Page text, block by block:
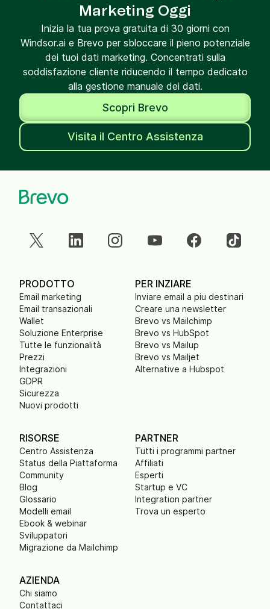
Marketing Oggi
Inizia la tua prova gratuita di 30 giorni con
Windsor.ai e Brevo per sbloccare il pieno potenziale
dei tuoi dati marketing. Concentrati sulla
soddisfazione cliente riducendo il tempo dedicato
alla gestione manuale dei dati.
Scopri Brevo
Visita il Centro Assistenza
PRODOTTO
Email marketing
Email transazionali
Wallet
Soluzione Enterprise
Tutte le funzionalità
Prezzi
Integrazioni
GDPR
Sicurezza
Nuovi prodotti
PER INZIARE
Inviare email a piu destinari
Creare una newsletter
Brevo vs Mailchimp
Brevo vs HubSpot
Brevo vs Mailup
Brevo vs Mailjet
Alternative a Hubspot
RISORSE
Centro Assistenza
Status della Piattaforma
Community
Blog
Glossario
Modelli email
Ebook & webinar
Sviluppatori
Migrazione da Mailchimp
PARTNER
Tutti i programmi partner
Affiliati
Esperti
Startup e VC
Integration partner
Trova un esperto
AZIENDA
Chi siamo
Contattaci